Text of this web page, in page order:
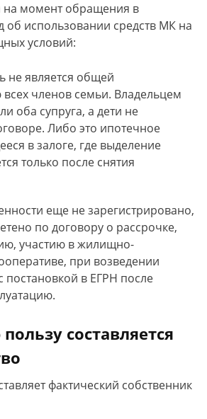
на момент обращения в
использовании средств МК на
условий:
не является общей
всех членов семьи. Владельцем
оба супруга, а дети не
Либо это ипотечное
в залоге, где выделение
только после снятия
еще не зарегистрировано,
по договору о рассрочке,
участию в жилищно-
при возведении
постановкой в ЕГРН после
составляется
фактический собственник